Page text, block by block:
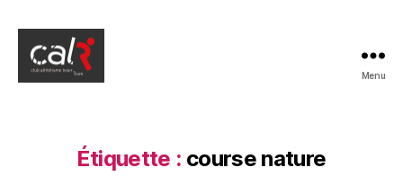
Menu
Étiquette : course nature